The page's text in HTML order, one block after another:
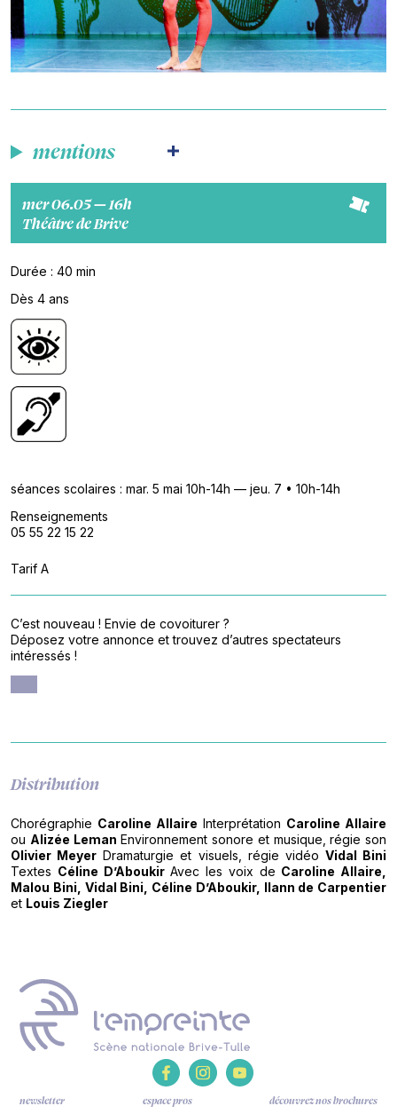
mentions
mer 06.05 — 16h
Théâtre de Brive
Durée : 40 min
Dès 4 ans
séances scolaires : mar. 5 mai 10h-14h — jeu. 7 • 10h-14h
Renseignements
05 55 22 15 22
Tarif A
C’est nouveau ! Envie de covoiturer ?
Déposez votre annonce et trouvez d’autres spectateurs
intéressés !
Distribution
Chorégraphie Caroline Allaire Interprétation Caroline Allaire
ou Alizée Leman Environnement sonore et musique, régie son
Olivier Meyer Dramaturgie et visuels, régie vidéo Vidal Bini
Textes Céline D’AboukirAvec les voix de Caroline Allaire,
Malou Bini, Vidal Bini, Céline D’Aboukir, Ilann de Carpentier
et Louis Ziegler
newsletter espace pros découvrez nos brochures